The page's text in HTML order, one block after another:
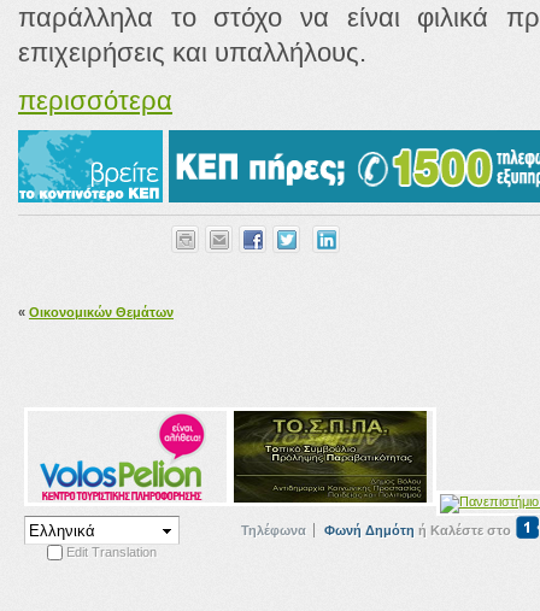
παράλληλα το στόχο να είναι φιλικά
επιχειρήσεις και υπαλλήλους.
περισσότερα
« Οικονομικών Θεμάτων
Edit Translation
Τηλέφωνα Φωνή Δημότη ή Καλέστε στο